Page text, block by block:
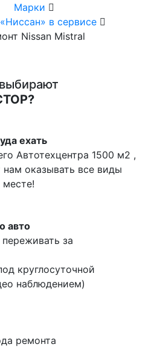
Марки
в сервисе
Nissan Mistral
ехать
Автотехцентра 1500 м2 ,
нам оказывать все виды
месте!
авто
за
круглосуточной
наблюдением)
ремонта